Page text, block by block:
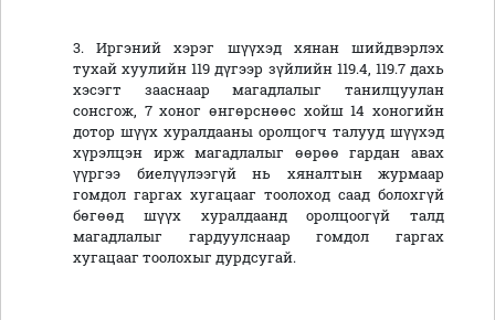
3. Иргэний хэрэг шүүхэд хянан шийдвэрлэх
тухай хуулийн 119 дүгээр зүйлийн 119.4, 119.7 дахь
хэсэгт зааснаар магадлалыг танилцуулан
сонсгож, 7 хоног өнгөрснөөс хойш 14 хоногийн
дотор шүүх хуралдааны оролцогч талууд шүүхэд
хүрэлцэн ирж магадлалыг өөрөө гардан авах
үүргээ биелүүлээгүй нь хяналтын журмаар
гомдол гаргах хугацааг тоолоход саад болохгүй
бөгөөд шүүх хуралдаанд оролцоогүй талд
магадлалыг гардуулснаар гомдол гаргах
хугацааг тоолохыг дурдсугай.